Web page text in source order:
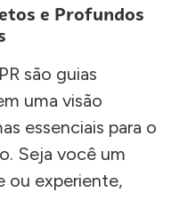
e Profundos
são guias
uma visão
essenciais para o
Seja você um
ou experiente,